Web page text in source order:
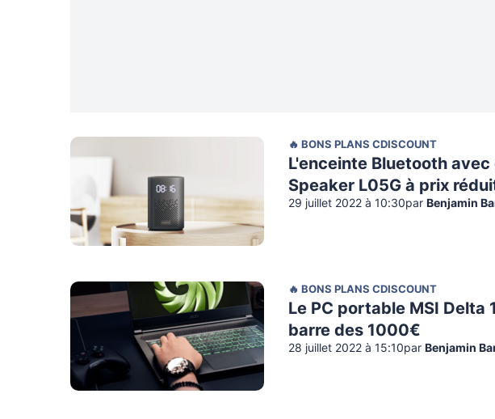
🔥 BONS PLANS CDISCOUNT
L'enceinte Bluetooth
Speaker L05G à prix
29 juillet 2022 à 10:30par Benjamin
🔥 BONS PLANS CDISCOUNT
Le PC portable MSI Delta
barre des 1000€
28 juillet 2022 à 15:10par Benjamin